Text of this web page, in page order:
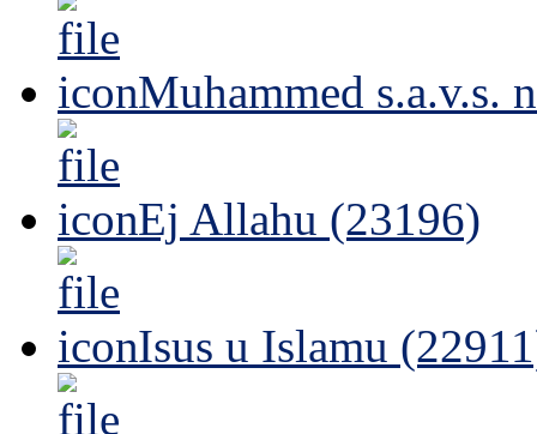
Muhammed s.a.v.s.
Ej Allahu (23196)
Isus u Islamu